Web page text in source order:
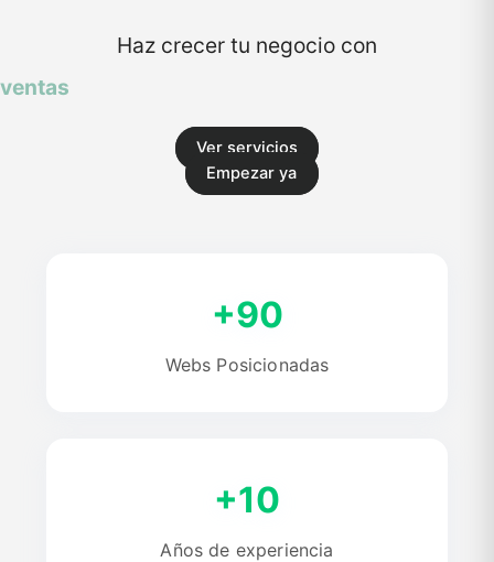
Haz crecer tu negocio con
ventas
Ver servicios
Empezar ya
+90
Webs Posicionadas
+10
Años de experiencia